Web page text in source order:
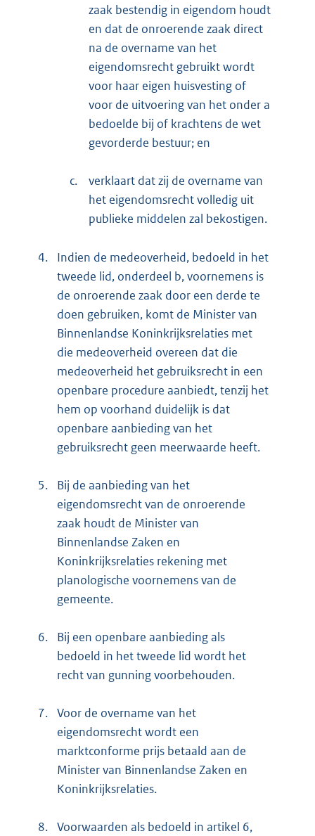
zaak bestendig in eigendom houdt
en dat de onroerende zaak direct
na de overname van het
eigendomsrecht gebruikt wordt
voor haar eigen huisvesting of
voor de uitvoering van het onder a
bedoelde bij of krachtens de wet
gevorderde bestuur; en
c.
verklaart dat zij de overname van
het eigendomsrecht volledig uit
publieke middelen zal bekostigen.
4.
Indien de medeoverheid, bedoeld in het
tweede lid, onderdeel b, voornemens is
de onroerende zaak door een derde te
doen gebruiken, komt de Minister van
Binnenlandse Koninkrijksrelaties met
die medeoverheid overeen dat die
medeoverheid het gebruiksrecht in een
openbare procedure aanbiedt, tenzij het
hem op voorhand duidelijk is dat
openbare aanbieding van het
gebruiksrecht geen meerwaarde heeft.
5.
Bij de aanbieding van het
eigendomsrecht van de onroerende
zaak houdt de Minister van
Binnenlandse Zaken en
Koninkrijksrelaties rekening met
planologische voornemens van de
gemeente.
6.
Bij een openbare aanbieding als
bedoeld in het tweede lid wordt het
recht van gunning voorbehouden.
7. Voor de overname van het
eigendomsrecht wordt een
marktconforme prijs betaald aan de
Minister van Binnenlandse Zaken en
Koninkrijksrelaties.
8. Voorwaarden als bedoeld in artikel 6,